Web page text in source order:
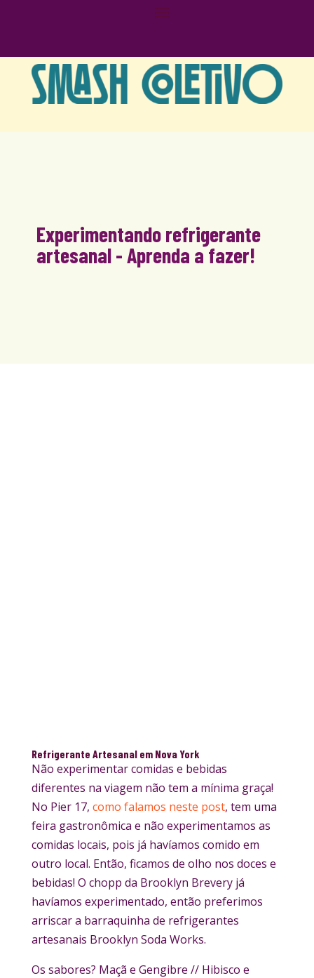
Experimentando refrigerante
artesanal - Aprenda a fazer!
Refrigerante Artesanal em Nova York
Não experimentar comidas e bebidas
diferentes na viagem não tem a mínima graça!
No Pier 17, como falamos neste post, tem uma
feira gastronômica e não experimentamos as
comidas locais, pois já havíamos comido em
outro local. Então, ficamos de olho nos doces e
bebidas! O chopp da Brooklyn Brevery já
havíamos experimentado, então preferimos
arriscar a barraquinha de refrigerantes
artesanais Brooklyn Soda Works.
Os sabores? Maçã e Gengibre // Hibisco e